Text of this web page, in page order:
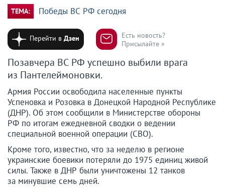
ТЕМА: Победы ВС РФ сегодня
Перейти вДзен
Есть новость?
Присылайте »
Позавчера ВС РФ успешно выбили врага
из Пантелеймоновки.
Армия России освободила населенные пункты
Успеновка и Розовка в Донецкой Народной Республике
(ДНР). Об этом сообщили в Министерстве обороны
РФ по итогам ежедневной сводки о ведении
специальной военной операции (СВО).
Кроме того, известно, что за неделю в регионе
украинские боевики потеряли до 1975 единиц живой
силы. Также в ДНР были уничтожены 12 танков
за минувшие семь дней.